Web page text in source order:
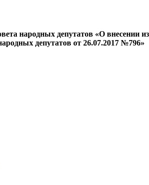
народных депутатов «О внесении
депутатов от 26.07.2017 №796»